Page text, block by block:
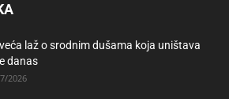
laž o srodnim dušama koja uništava
danas
2026